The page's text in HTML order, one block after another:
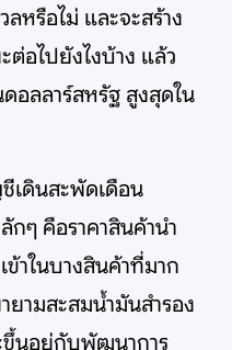
หรือไม่ และจะสร้าง
อไปยังไงบ้าง แล้ว
อลลาร์สหรัฐ สูงสุดใน
เดินสะพัดเดือน
กๆ คือราคาสินค้านำ
ข้าในบางสินค้าที่มาก
ยามสะสมน้ำมันสำรอง
ขึ้นอยู่กับพัฒนาการ